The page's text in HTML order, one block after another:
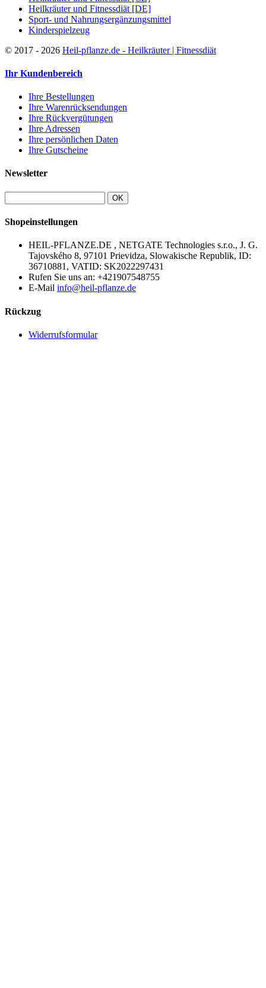
Heilkräuter und Fitnessdiät [DE]
Sport- und Nahrungsergänzungsmittel
Kinderspielzeug
© 2017 - 2026 Heil-pflanze.de - Heilkräuter | Fitnessdiät
Ihr Kundenbereich
Ihre Bestellungen
Ihre Warenrücksendungen
Ihre Rückvergütungen
Ihre Adressen
Ihre persönlichen Daten
Ihre Gutscheine
Newsletter
OK
Shopeinstellungen
HEIL-PFLANZE.DE , NETGATE Technologies s.r.o., J. G.
Tajovského 8, 97101 Prievidza, Slowakische Republik, ID:
36710881, VATID: SK2022297431
Rufen Sie uns an: +421907548755
E-Mail info@heil-pflanze.de
Rückzug
Widerrufsformular